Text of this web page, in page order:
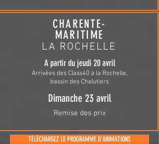
CHARENTE-
MARITIME
LA ROCHELLE
A partir du jeudi 20 avril
Arrivées des Class40 à la Rochelle,
bassin des Chalutiers
Dimanche 23 avril
Remise des prix
TÉLÉCHARGEZ LE PROGRAMME D'ANIMATIONS